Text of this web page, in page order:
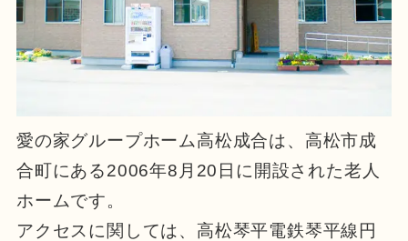
愛の家グループホーム高松成合は、高松市成
合町にある2006年8月20日に開設された老人
ホームです。
アクセスに関しては、高松琴平電鉄琴平線円